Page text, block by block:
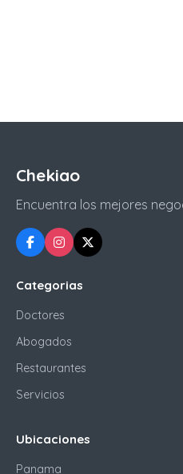
Chekiao
Encuentra los mejores
Categorias
Doctores
Abogados
Restaurantes
Servicios
Ubicaciones
Panama